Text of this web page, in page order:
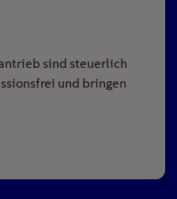
sind steuerlich
und bringen